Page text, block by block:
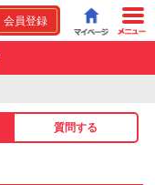
会員登録
質問する